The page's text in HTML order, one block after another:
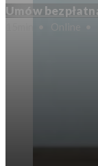
Umów